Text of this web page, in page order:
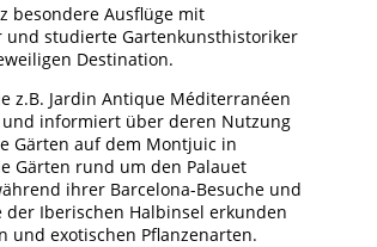
besondere Ausflüge mit
studierte Gartenkunsthistoriker
Destination.
z.B. Jardin Antique Méditerranéen
und informiert über deren Nutzung
Gärten auf dem Montjuic in
Gärten rund um den Palauet
ihrer Barcelona-Besuche und
Iberischen Halbinsel erkunden
und exotischen Pflanzenarten.
Hamburg Cruise Net e. V.
Wexstrasse 7
20355 Hamburg